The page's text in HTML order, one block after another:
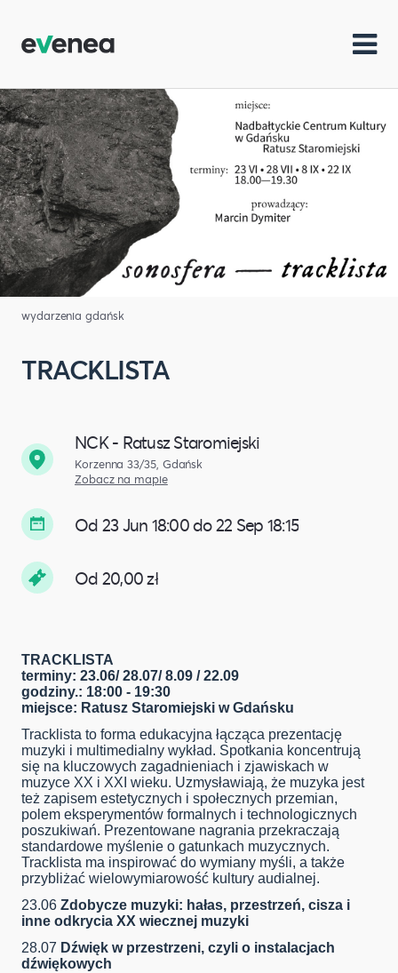
wydarzenia gdańsk
TRACKLISTA
NCK - Ratusz Staromiejski
Korzenna 33/35, Gdańsk
Zobacz na mapie
Od 23 Jun 18:00 do 22 Sep 18:15
Od 20,00 zł
TRACKLISTA
terminy: 23.06/ 28.07/ 8.09 / 22.09
godziny.: 18:00 - 19:30
miejsce: Ratusz Staromiejski w Gdańsku
Tracklista to forma edukacyjna łącząca prezent­­ację
muzyki i multimedialny wykład. Spotkania koncentrują
się na kluczowych zagadnieniach i zjawiskach w
muzyce XX i XXI wieku. Uzmysławiają, że muzyka jest
też zapisem estetycznych i społecznych przemian,
polem eksperymentów formalnych i technologicznych
poszukiwań. Prezentowane nagrania przekraczają
standardowe myślenie o gatunkach muzycznych.
Tracklista ma inspirować do wymiany myśli, a także
przybliżać wielowymiarowość kultury audialnej.
23.06 Zdobycze muzyki: hałas, przestrzeń, cisza i
inne odkrycia XX wiecznej muzyki
28.07 Dźwięk w przestrzeni, czyli o instalacjach
dźwiękowych